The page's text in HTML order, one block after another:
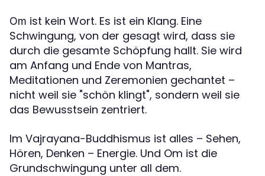
Om ist kein Wort. Es ist ein Klang. Eine
Schwingung, von der gesagt wird, dass sie
durch die gesamte Schöpfung hallt. Sie wird
am Anfang und Ende von Mantras,
Meditationen und Zeremonien gechantet –
nicht weil sie "schön klingt", sondern weil sie
das Bewusstsein zentriert.
Im Vajrayana-Buddhismus ist alles – Sehen,
Hören, Denken – Energie. Und Om ist die
Grundschwingung unter all dem.